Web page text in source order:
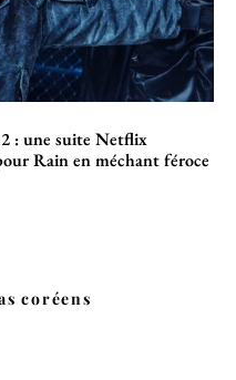
: une suite Netflix
Rain en méchant féroce
coréens